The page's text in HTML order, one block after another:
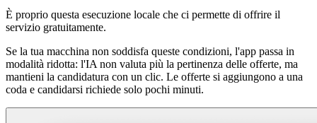
È proprio questa esecuzione locale che ci permette di offrire il
servizio gratuitamente.
Se la tua macchina non soddisfa queste condizioni, l'app passa in
modalità ridotta: l'IA non valuta più la pertinenza delle offerte, ma
mantieni la candidatura con un clic. Le offerte si aggiungono a una
coda e candidarsi richiede solo pochi minuti.